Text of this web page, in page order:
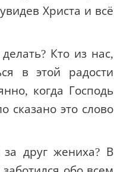
Христа и всё
Кто из нас,
в этой радости
когда Господь
сказано это слово
друг жениха? В